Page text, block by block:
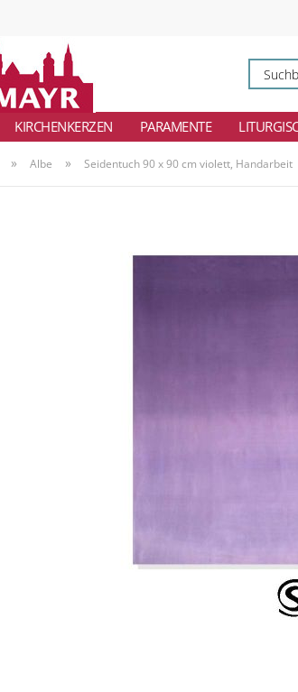
KIRCHENKERZEN PARAMENTE
» Albe » Seidentuch 90 x 90 cm violett, Handarbeit